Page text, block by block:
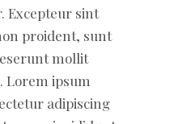
Excepteur sint
proident, sunt
mollit
Lorem ipsum
adipiscing